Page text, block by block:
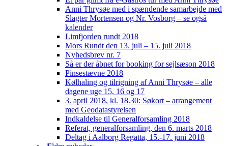
Anni Thrysøe med i spændende samarbejde med
Slagter Mortensen og Nr. Vosborg – se også
kalender
Limfjorden rundt 2018
Mors Rundt den 13. juli – 15. juli 2018
Nyhedsbrev nr. 7
Så er der åbnet for booking for sejlsæson 2018
Pinsestævne 2018
Kølhaling og tilrigning af Anni Thrysøe – alle
dagene uge 15, 16 og 17
3. april 2018, kl. 18.30: Søkort – arrangement
med Geodatastyrelsen
Indkaldelse til Generalforsamling 2018
Referat, generalforsamling, den 6. marts 2018
Deltag i Aalborg Regatta, 15.-17. juni 2018